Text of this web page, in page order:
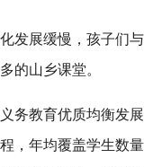
发展缓慢，孩子们
的山乡课堂。
务教育优质均衡发
，年均覆盖学生数